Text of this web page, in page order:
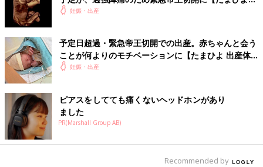
出産体験談】
妊娠・出産
予定日超過・緊急帝王切開での出産。赤ちゃんと会う
ことが何よりのモチベーションに【たまひよ 出産体
験談】妊娠・出産
ピアスをしてても痛くないヘッドホンがあり
ました
PR(Marshall Group AB)
Recommended by